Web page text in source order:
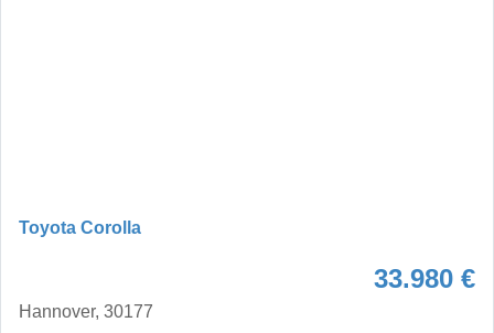
Toyota Corolla
33.980 €
Hannover, 30177